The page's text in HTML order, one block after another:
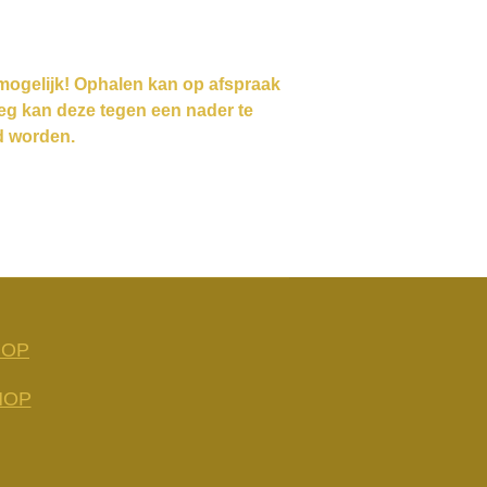
Ophalen kan op afspraak
kan deze tegen een nader te
worden.